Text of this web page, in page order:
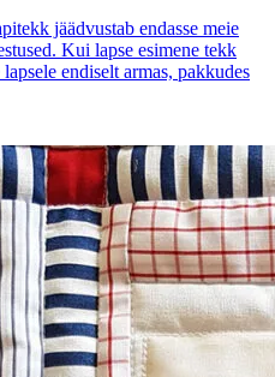
jäädvustab endasse meie
Kui lapse esimene tekk
endiselt armas, pakkudes